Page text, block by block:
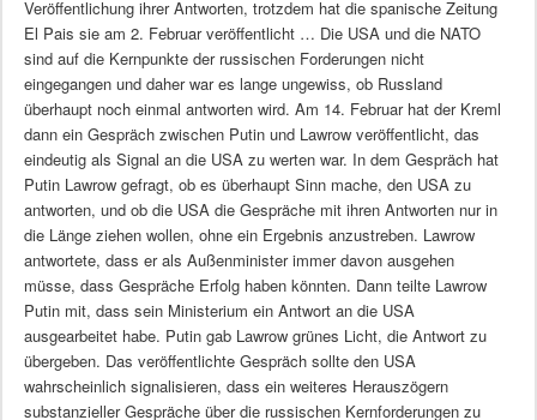
Veröffentlichung ihrer Antworten, trotzdem hat die spanische Zeitung
El Pais sie am 2. Februar veröffentlicht … Die USA und die NATO
sind auf die Kernpunkte der russischen Forderungen nicht
eingegangen und daher war es lange ungewiss, ob Russland
überhaupt noch einmal antworten wird. Am 14. Februar hat der Kreml
dann ein Gespräch zwischen Putin und Lawrow veröffentlicht, das
eindeutig als Signal an die USA zu werten war. In dem Gespräch hat
Putin Lawrow gefragt, ob es überhaupt Sinn mache, den USA zu
antworten, und ob die USA die Gespräche mit ihren Antworten nur in
die Länge ziehen wollen, ohne ein Ergebnis anzustreben. Lawrow
antwortete, dass er als Außenminister immer davon ausgehen
müsse, dass Gespräche Erfolg haben könnten. Dann teilte Lawrow
Putin mit, dass sein Ministerium ein Antwort an die USA
ausgearbeitet habe. Putin gab Lawrow grünes Licht, die Antwort zu
übergeben. Das veröffentlichte Gespräch sollte den USA
wahrscheinlich signalisieren, dass ein weiteres Herauszögern
substanzieller Gespräche über die russischen Kernforderungen zu